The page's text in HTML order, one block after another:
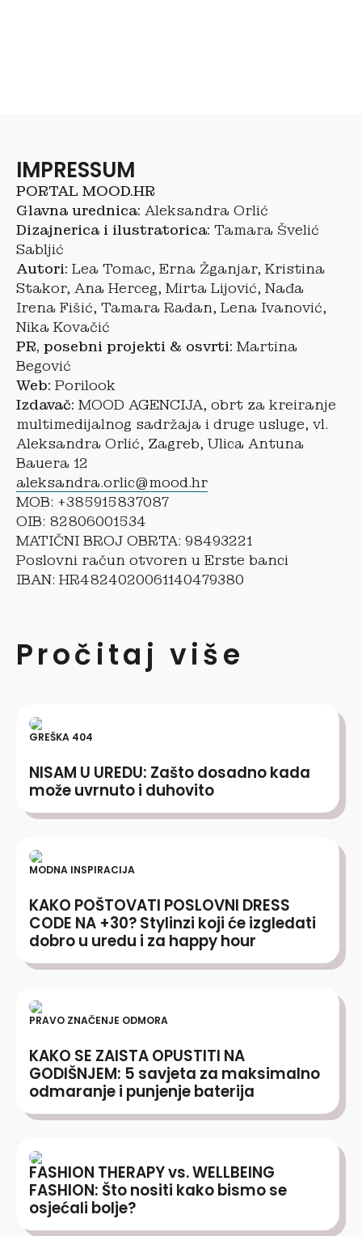
IMPRESSUM
PORTAL MOOD.HR
Glavna urednica: Aleksandra Orlić
Dizajnerica i ilustratorica: Tamara Švelić
Sabljić
Autori: Lea Tomac, Erna Žganjar, Kristina
Stakor, Ana Herceg, Mirta Lijović, Nađa
Irena Fišić, Tamara Radan, Lena Ivanović,
Nika Kovačić
PR, posebni projekti & osvrti: Martina
Begović
Web: Porilook
Izdavač: MOOD AGENCIJA, obrt za kreiranje
multimedijalnog sadržaja i druge usluge, vl.
Aleksandra Orlić, Zagreb, Ulica Antuna
Bauera 12
aleksandra.orlic@mood.hr
MOB: +385915837087
OIB: 82806001534
MATIČNI BROJ OBRTA: 98493221
Poslovni račun otvoren u Erste banci
IBAN: HR4824020061140479380
Pročitaj više
GREŠKA 404
NISAM U UREDU: Zašto dosadno kada
može uvrnuto i duhovito
MODNA INSPIRACIJA
KAKO POŠTOVATI POSLOVNI DRESS
CODE NA +30? Stylinzi koji će izgledati
dobro u uredu i za happy hour
PRAVO ZNAČENJE ODMORA
KAKO SE ZAISTA OPUSTITI NA
GODIŠNJEM: 5 savjeta za maksimalno
odmaranje i punjenje baterija
FASHION THERAPY vs. WELLBEING
FASHION: Što nositi kako bismo se
osjećali bolje?